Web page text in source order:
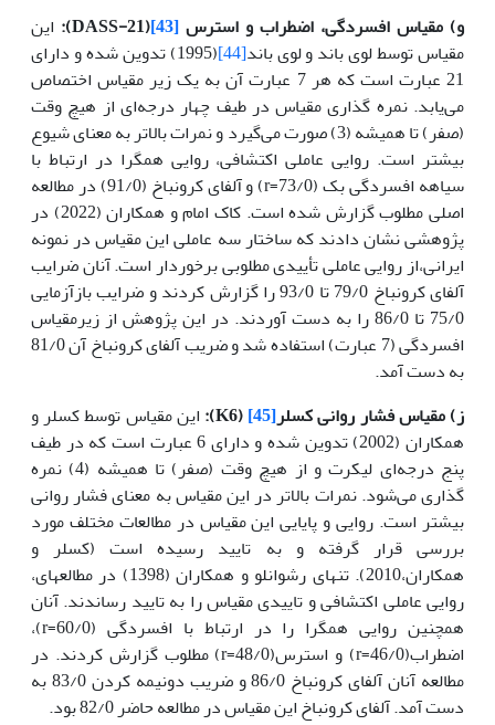
و) مقیاس افسردگی، اضطراب و استرس [43]
(
DASS-21
): این
مقیاس توسط لوی باند و لوی باند[44]
(1995) تدوین شده و دارای
21 عبارت است که هر 7 عبارت آن به یک زیر مقیاس اختصاص
می‌یابد. نمره گذاری مقیاس در طیف چهار درجه‌ای از هیچ وقت
(صفر) تا همیشه (3) صورت می‌گیرد و نمرات بالاتر به معنای شیوع
بیشتر است. روایی عاملی اکتشافی، روایی همگرا در ارتباط با
سیاهه افسردگی بک (73/0=r) و آلفای کرونباخ (91/0) در مطالعه
اصلی مطلوب گزارش شده است. کاک امام و همکاران (2022) در
پژوهشی نشان دادند که ساختار سه عاملی این مقیاس در نمونه
ایرانی،از روایی عاملی تأییدی مطلوبی برخوردار است. آنان ضرایب
آلفای کرونباخ 79/0 تا 93/0 را گزارش کردند و ضرایب بازآزمایی
75/0 تا 86/0 را به دست آوردند. در این پژوهش از زیرمقیاس
افسردگی (7 عبارت) استفاده شد و ضریب آلفای کرونباخ آن 81/0
به دست آمد.
ز) مقیاس فشار روانی کسلر[45]
(
K6
): این مقیاس توسط کسلر و
همکاران (2002) تدوین شده و دارای 6 عبارت است که در طیف
پنج درجه‌ای لیکرت و از هیچ وقت (صفر) تا همیشه (4) نمره
گذاری می‌شود. نمرات بالاتر در این مقیاس به معنای فشار روانی
بیشتر است. روایی و پایایی این مقیاس در مطالعات مختلف مورد
بررسی قرار گرفته و به تایید رسیده است (کسلر و
همکاران،2010). تنهای رشوانلو و همکاران (1398) در مطالعه­ای،
روایی عاملی اکتشافی و تاییدی مقیاس را به تایید رساندند. آنان
همچنین روایی همگرا را در ارتباط با افسردگی (60/0=r)،
اضطراب(46/0=r) و استرس(48/0=r) مطلوب گزارش کردند. در
مطالعه آنان آلفای کرونباخ 86/0 و ضریب دونیمه کردن 83/0 به
دست آمد. آلفای کرونباخ این مقیاس در مطالعه حاضر 82/0 بود.